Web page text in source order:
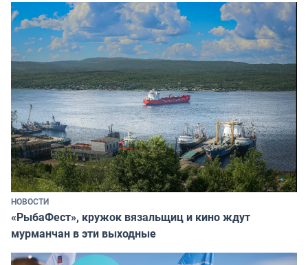
НОВОСТИ
«РыбаФест», кружок вязальщиц и кино ждут
мурманчан в эти выходные